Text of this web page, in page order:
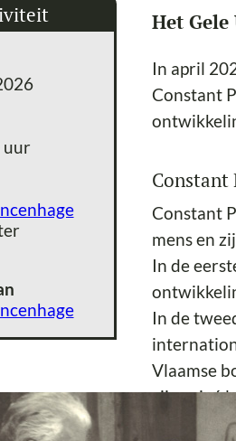
uur
Het Gele
In april
Constant
Constant
Constant
mens en
In de
In de
Vlaamse
zijn privé